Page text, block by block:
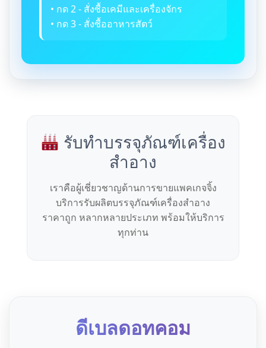
• กด 2 - สั่งซื้อเคมีและเครื่องจักร
• กด 3 - สั่งซื้ออาหารสัตว์
รับทำบรรจุภัณฑ์เครื่อง
สำอาง
เราคือผู้เชี่ยวชาญด้านการขายแพคเกจจิ้ง
บริการรับผลิตบรรจุภัณฑ์เครื่องสำอาง
ราคาถูก หลากหลายประเภท พร้อมให้บริการ
ทุกท่าน
ดีเบลดอทคอม